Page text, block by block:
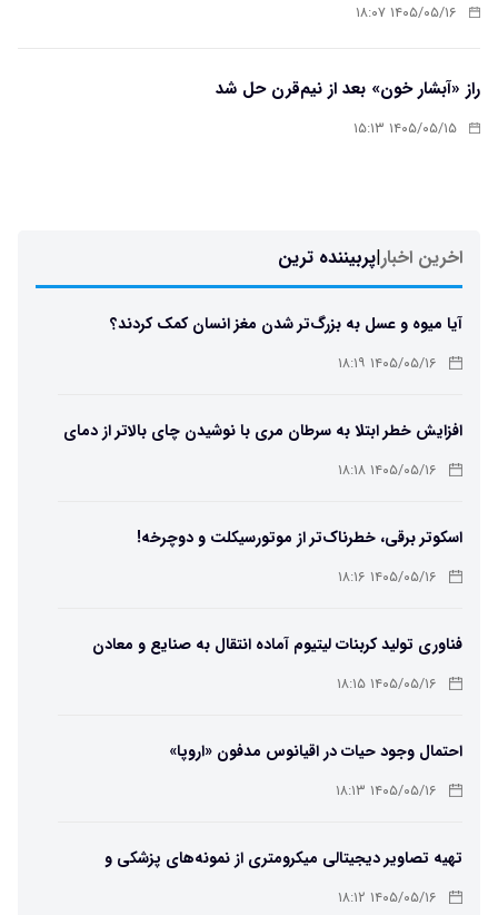
۱۴۰۵/۰۵/۱۶ ۱۸:۰۷
راز «آبشار خون» بعد از نیم‌قرن حل شد
۱۴۰۵/۰۵/۱۵ ۱۵:۱۳
اخرین اخبار|پربیننده ترین
آیا میوه و عسل به بزرگ‌تر شدن مغز انسان کمک کردند؟
۱۴۰۵/۰۵/۱۶ ۱۸:۱۹
افزایش خطر ابتلا به سرطان مری با نوشیدن چای بالاتر از دمای
۶۵ درجه ۱۴۰۵/۰۵/۱۶ ۱۸:۱۸
اسکوتر برقی، خطرناک‌تر از موتورسیکلت و دوچرخه!
۱۴۰۵/۰۵/۱۶ ۱۸:۱۶
فناوری تولید کربنات لیتیوم آماده انتقال به صنایع و معادن
است۱۴۰۵/۰۵/۱۶ ۱۸:۱۵
احتمال وجود حیات در اقیانوس مدفون «اروپا»
۱۴۰۵/۰۵/۱۶ ۱۸:۱۳
تهیه تصاویر دیجیتالی میکرومتری از نمونه‌های پزشکی و
صنعتی۱۴۰۵/۰۵/۱۶ ۱۸:۱۲